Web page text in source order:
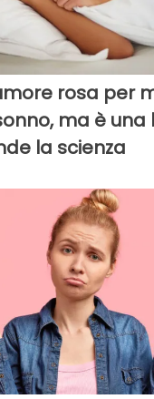
rosa per
ma è una
la scienza